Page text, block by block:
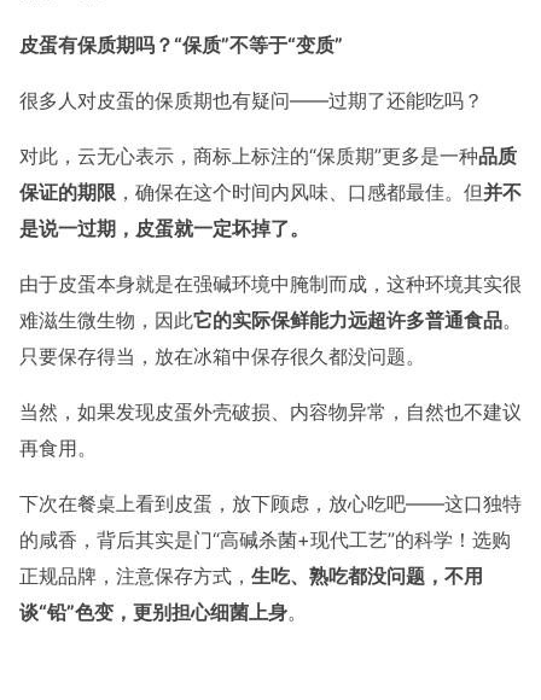
皮蛋有保质期吗？“保质”不等于“变质”
很多人对皮蛋的保质期也有疑问——过期了还能吃吗？
对此，云无心表示，商标上标注的“保质期”更多是一种品质
保证的期限 ，确保在这个时间内风味、口感都最佳。但并不
是说一过期，皮蛋就一定坏掉了。
由于皮蛋本身就是在强碱环境中腌制而成，这种环境其实很
难滋生微生物，因此它的实际保鲜能力远超许多普通食品。
只要保存得当，放在冰箱中保存很久都没问题。
当然，如果发现皮蛋外壳破损、内容物异常，自然也不建议
再食用。
下次在餐桌上看到皮蛋，放下顾虑，放心吃吧——这口独特
的咸香，背后其实是门“高碱杀菌+现代工艺”的科学！选购
正规品牌，注意保存方式， 生吃、熟吃都没问题，不用
谈“铅”色变，更别担心细菌上身。